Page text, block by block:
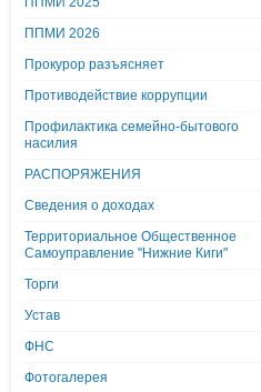
ППМИ 2026
Прокурор разъясняет
Противодействие коррупции
Профилактика семейно-бытового
насилия
РАСПОРЯЖЕНИЯ
Сведения о доходах
Территориальное Общественное
Самоуправление "Нижние Киги"
Торги
Устав
ФНС
Фотогалерея